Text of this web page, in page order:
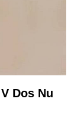
Dos Nu